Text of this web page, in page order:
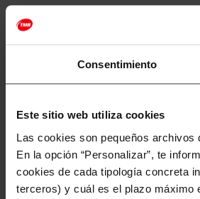
Consentimiento
Este sitio web utiliza cookies
Las cookies son pequeños
En la opción “Personalizar”, te
cookies de cada tipología concreta
terceros) y cuál es el plazo máximo